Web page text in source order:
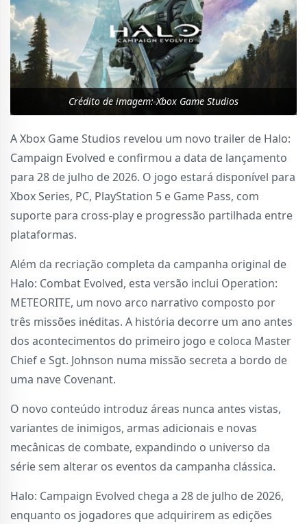
Crédito de imagem: Xbox Game Studios
A Xbox Game Studios revelou um novo trailer de Halo:
Campaign Evolved e confirmou a data de lançamento
para 28 de julho de 2026. O jogo estará disponível para
Xbox Series, PC, PlayStation 5 e Game Pass, com
suporte para cross-play e progressão partilhada entre
plataformas.
Além da recriação completa da campanha original de
Halo: Combat Evolved, esta versão inclui Operation:
METEORITE, um novo arco narrativo composto por
três missões inéditas. A história decorre um ano antes
dos acontecimentos do primeiro jogo e coloca Master
Chief e Sgt. Johnson numa missão secreta a bordo de
uma nave Covenant.
O novo conteúdo introduz áreas nunca antes vistas,
variantes de inimigos, armas adicionais e novas
mecânicas de combate, expandindo o universo da
série sem alterar os eventos da campanha clássica.
Halo: Campaign Evolved chega a 28 de julho de 2026,
enquanto os jogadores que adquirirem as edições